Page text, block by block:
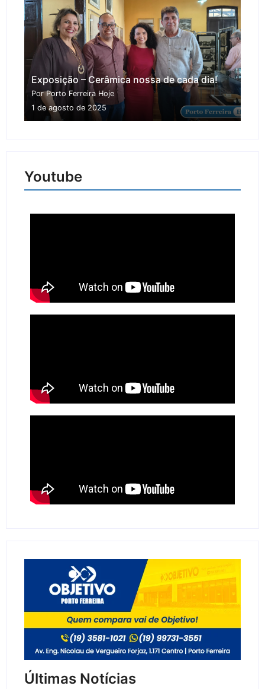
Exposição – Cerâmica nossa de cada dia!
Por Porto Ferreira Hoje
1 de agosto de 2025
Youtube
Últimas Notícias